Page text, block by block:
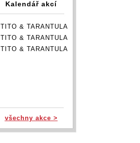
Kalendář akcí
TITO & TARANTULA
TITO & TARANTULA
TITO & TARANTULA
všechny akce >